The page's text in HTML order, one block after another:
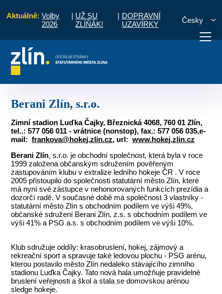
Aktuálně: Volby
2026
| UŽ SU
ZLÍŇÁK!
| DOPRAVNÍ
UZAVÍRKY
Česky
vyřídit
Berani Zlín, s.r.o.
Zimní stadion Luďka Čajky, Březnická 4068, 760 01 Zlín,
tel..: 577 056 011 - vrátnice (nonstop), fax.: 577 056 035,e-
mail: frankova@hokej.zlin.cz, url: www.hokej.zlin.cz
Berani Zlín, s.r.o. je obchodní společnost, která byla v roce
1999 založena občanským sdružením pověřeným
zastupováním klubu v extralize ledního hokeje ČR . V roce
2005 přistoupilo do společnosti statutární město Zlín, které
má nyní své zástupce v nehonorovaných funkcích prezídia a
dozorčí radě. V současné době má společnost 3 vlastníky -
statutární město Zlín s obchodním podílem ve výši 49%,
občanské sdružení Berani Zlín, z.s. s obchodním podílem ve
výši 41% a PSG a.s. s obchodním podílem ve výši 10%.
Klub sdružuje oddíly: krasobruslení, hokej, zájmový a
rekreační sport a spravuje také ledovou plochu - PSG arénu,
kterou postavilo město Zlín nedaleko stávajícího zimního
stadionu Luďka Čajky. Tato nová hala umožňuje pravidelné
bruslení veřejnosti a škol a stala se domovskou arénou
sledge hokeje.